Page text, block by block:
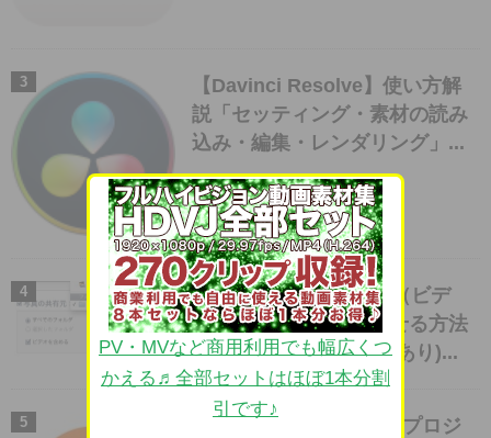
【Davinci Resolve】使い方解
説「セッティング・素材の読み
込み・編集・レンダリング」...
iPadで特定のムービー（ビデ
オ）を延々とループさせる方法
(2013.9.19 iOS7で追記あり)...
【Davinci Resolve】のプロジ
PV・MVなど商用利用でも幅広くつ
かえる♬全部セットはほぼ1本分割
引です♪